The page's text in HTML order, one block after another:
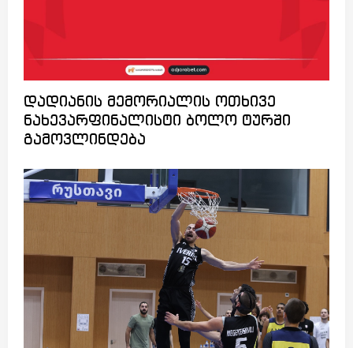
დადიანის მემორიალის ოთხივე
ნახევარფინალისტი ბოლო ტურში
გამოვლინდება